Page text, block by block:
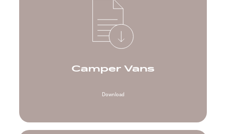
Camper Vans
Download